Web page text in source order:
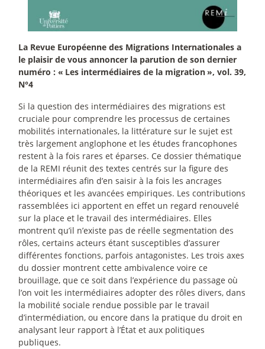
La Revue Européenne des Migrations Internationales a
le plaisir de vous annoncer la parution de son dernier
numéro : « Les intermédiaires de la migration», vol. 39,
N°4
Si la question des intermédiaires des migrations est
cruciale pour comprendre les processus de certaines
mobilités internationales, la littérature sur le sujet est
très largement anglophone et les études francophones
restent à la fois rares et éparses. Ce dossier thématique
de la REMI réunit des textes centrés sur la figure des
intermédiaires afin d’en saisir à la fois les ancrages
théoriques et les avancées empiriques. Les contributions
rassemblées ici apportent en effet un regard renouvelé
sur la place et le travail des intermédiaires. Elles
montrent qu’il n’existe pas de réelle segmentation des
rôles, certains acteurs étant susceptibles d’assurer
différentes fonctions, parfois antagonistes. Les trois axes
du dossier montrent cette ambivalence voire ce
brouillage, que ce soit dans l’expérience du passage où
l’on voit les intermédiaires adopter des rôles divers, dans
la mobilité sociale rendue possible par le travail
d’intermédiation, ou encore dans la pratique du droit en
analysant leur rapport à l’État et aux politiques
publiques.